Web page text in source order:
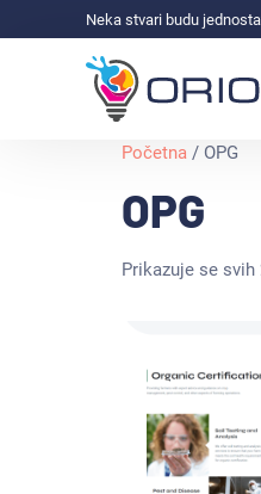
Neka stvari budu
Početna / OPG
OPG
Prikazuje se svih